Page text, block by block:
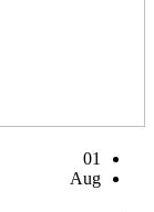
01
Aug